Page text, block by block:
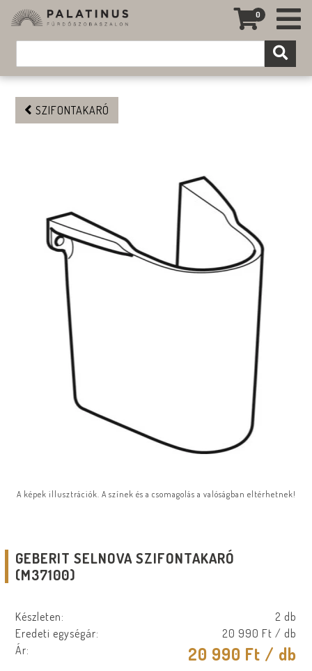
0
SZIFONTAKARÓ
A képek illusztrációk. A színek és a csomagolás a valóságban eltérhetnek!
GEBERIT SELNOVA SZIFONTAKARÓ
(M37100)
Készleten:
2 db
Eredeti egységár:
20 990 Ft / db
Ár:
20 990 Ft / db